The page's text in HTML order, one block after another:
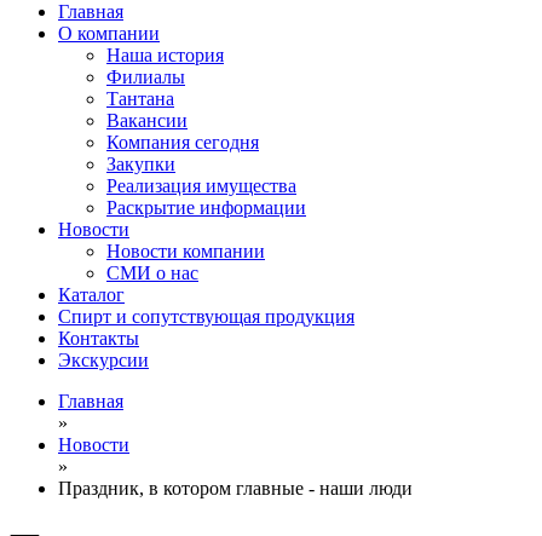
Главная
О компании
Наша история
Филиалы
Тантана
Вакансии
Компания сегодня
Закупки
Реализация имущества
Раскрытие информации
Новости
Новости компании
СМИ о нас
Каталог
Спирт и сопутствующая продукция
Контакты
Экскурсии
Главная
»
Новости
»
Праздник, в котором главные - наши люди